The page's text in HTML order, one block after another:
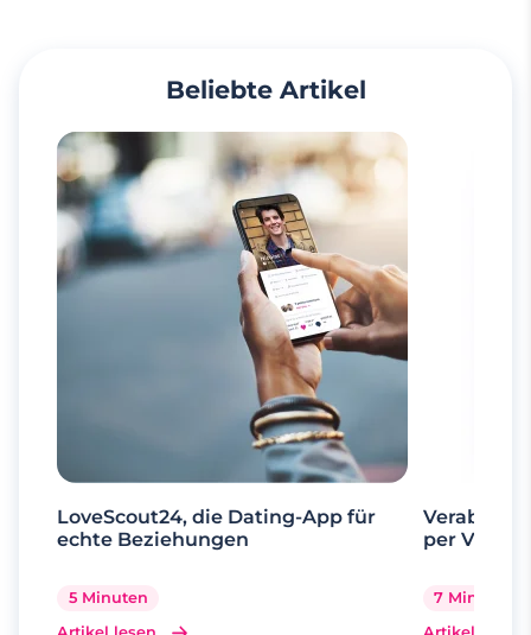
Beliebte Artikel
LoveScout24, die Dating-App für
echte Beziehungen
5 Minuten
per
7 Minuten